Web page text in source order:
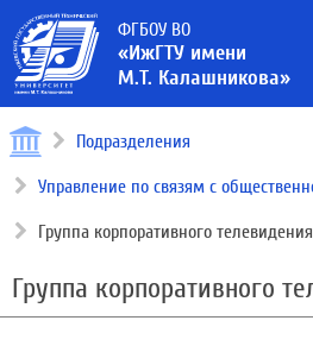
ФГБОУ ВО
«ИжГТУ имени
М.Т. Калашникова»
Подразделения
Управление по связям с
Группа корпоративного телевидения
Группа корпоративного